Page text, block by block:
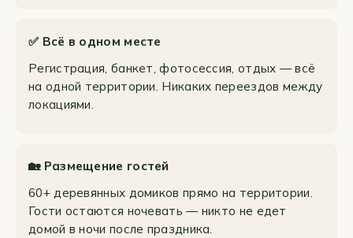
✅ Всё в одном месте
Регистрация, банкет, фотосессия, отдых — всё
на одной территории. Никаких переездов между
локациями.
🏡 Размещение гостей
60+ деревянных домиков прямо на территории.
Гости остаются ночевать — никто не едет
домой в ночи после праздника.